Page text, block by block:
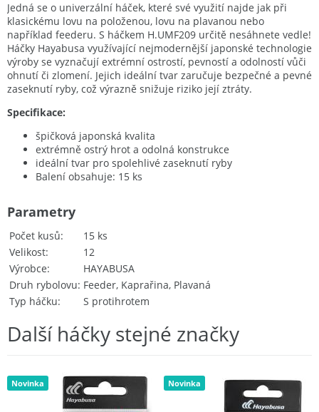
Jedná se o univerzální háček, které své využití najde jak při
klasickému lovu na položenou, lovu na plavanou nebo
například feederu. S háčkem H.UMF209 určitě nesáhnete vedle!
Háčky Hayabusa využívající nejmodernější japonské technologie
výroby se vyznačují extrémní ostrostí, pevností a odolností vůči
ohnutí či zlomení. Jejich ideální tvar zaručuje bezpečné a pevné
zaseknutí ryby, což výrazně snižuje riziko její ztráty.
Specifikace:
špičková japonská kvalita
extrémně ostrý hrot a odolná konstrukce
ideální tvar pro spolehlivé zaseknutí ryby
Balení obsahuje: 15 ks
Počet kusů
15 ks
Velikost
12
Výrobce
HAYABUSA
Druh rybolovu Feeder, Kaprařina, Plavaná
Typ háčku
S protihrotem
Parametry
Další háčky stejné značky
Novinka Novinka